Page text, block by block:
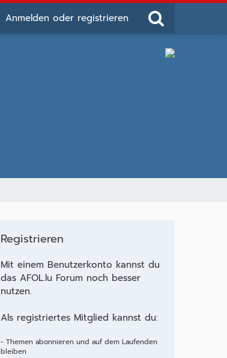
Anmelden oder registrieren
Registrieren
Mit einem Benutzerkonto kannst du
das AFOL.lu Forum noch besser
nutzen.
Als registriertes Mitglied kannst du:
- Themen abonnieren und auf dem Laufenden
bleiben